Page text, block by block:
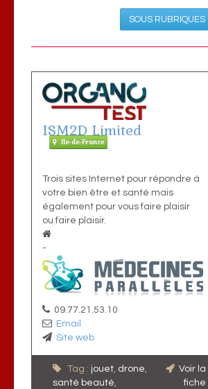
SOUS RUBRIQUES
ISM2D Limited
Ile-de-France
Trois sites Internet pour répondre à
votre bien être et santé mais
également pour vous faire plaisir
ou faire plaisir.
-
09.77.21.53.10
Email
Site web
Tag : jouet, drone,
santé beauté,
Voir la
fiche